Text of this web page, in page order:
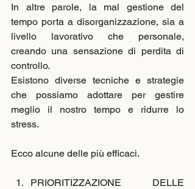
In altre parole, la mal gestione del
tempo porta a disorganizzazione, sia a
livello lavorativo che personale,
creando una sensazione di perdita di
controllo.
Esistono diverse tecniche e strategie
che possiamo adottare per gestire
meglio il nostro tempo e ridurre lo
stress.
Ecco alcune delle più efficaci.
PRIORITIZZAZIONE DELLE